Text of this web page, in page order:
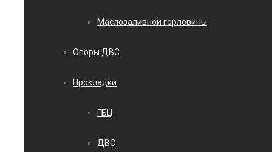
Маслозаливной горловины
Опоры ДВС
Прокладки
ГБЦ
ДВС